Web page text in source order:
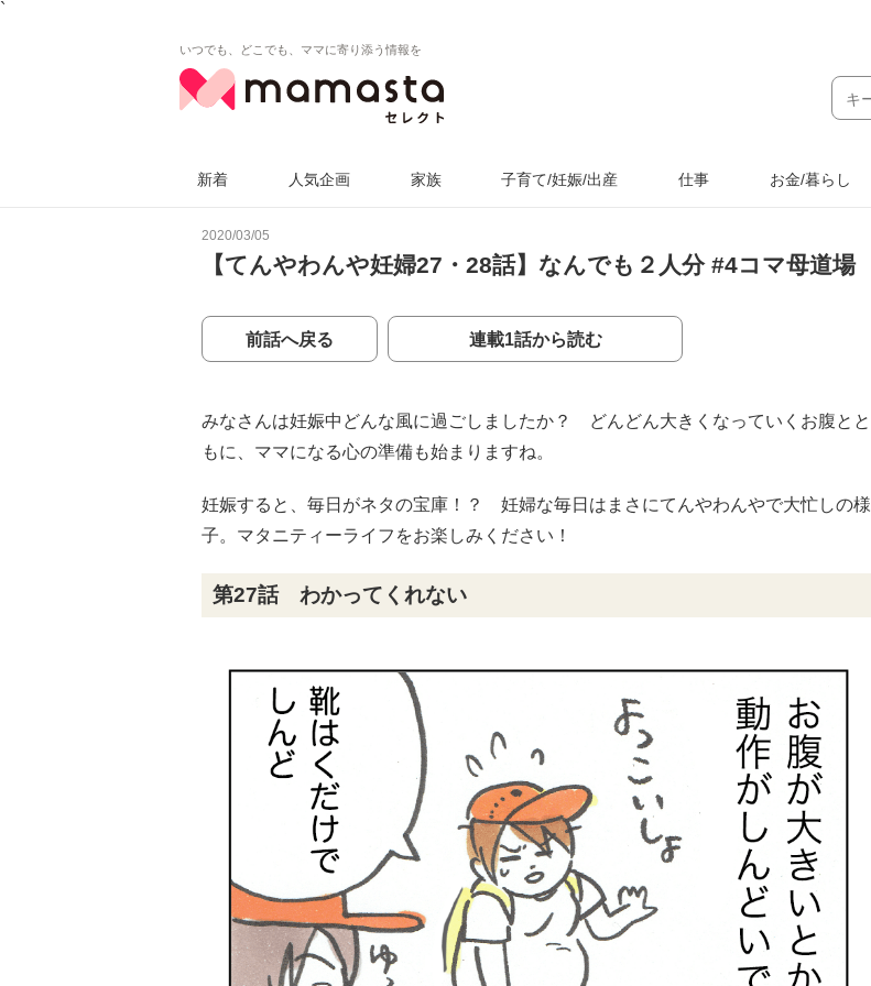
`
いつでも、どこでも、ママに寄り添う情報を
新着 人気企画 家族 子育て/妊娠/出産 仕事 お金/暮らし
2020/03/05
【てんやわんや妊婦27・28話】なんでも２人分 #4コマ母道場
前話へ戻る 連載1話から読む
みなさんは妊娠中どんな風に過ごしましたか？ どんどん大きくなっていくお腹とと
もに、ママになる心の準備も始まりますね。
妊娠すると、毎日がネタの宝庫！？ 妊婦な毎日はまさにてんやわんやで大忙しの様
子。マタニティーライフをお楽しみください！
第27話 わかってくれない